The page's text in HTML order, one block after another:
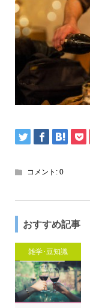
コメント: 0
おすすめ記事
雑学･豆知識